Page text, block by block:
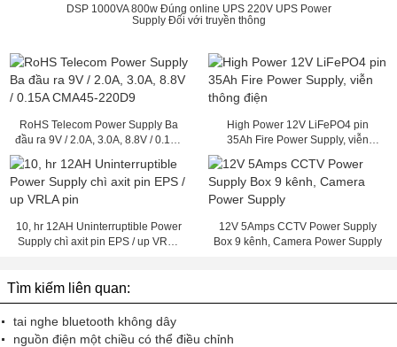
DSP 1000VA 800w Đúng online UPS 220V UPS Power
Supply Đối với truyền thông
RoHS Telecom Power Supply Ba
đầu ra 9V / 2.0A, 3.0A, 8.8V / 0.15A
High Power 12V LiFePO4 pin
35Ah Fire Power Supply, viễn
10, hr 12AH Uninterruptible Power
Supply chì axit pin EPS / up VRLA
12V 5Amps CCTV Power Supply
Box 9 kênh, Camera Power Supply
Tìm kiếm liên quan:
tai nghe bluetooth không dây
nguồn điện một chiều có thể điều chỉnh